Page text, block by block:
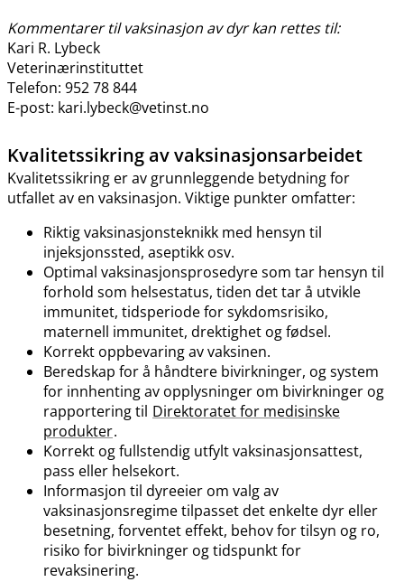
Kommentarer til vaksinasjon av dyr kan rettes til:
Kari R. Lybeck
Veterinærinstituttet
Telefon: 952 78 844
E-post: kari.lybeck@vetinst.no
Kvalitetssikring av vaksinasjonsarbeidet
Kvalitetssikring er av grunnleggende betydning for
utfallet av en vaksinasjon. Viktige punkter omfatter:
Riktig vaksinasjonsteknikk med hensyn til
injeksjonssted, aseptikk osv.
Optimal vaksinasjonsprosedyre som tar hensyn til
forhold som helsestatus, tiden det tar å utvikle
immunitet, tidsperiode for sykdomsrisiko,
maternell immunitet, drektighet og fødsel.
Korrekt oppbevaring av vaksinen.
Beredskap for å håndtere bivirkninger, og system
for innhenting av opplysninger om bivirkninger og
rapportering til Direktoratet for medisinske
produkter.
Korrekt og fullstendig utfylt vaksinasjonsattest,
pass eller helsekort.
Informasjon til dyreeier om valg av
vaksinasjonsregime tilpasset det enkelte dyr eller
besetning, forventet effekt, behov for tilsyn og ro,
risiko for bivirkninger og tidspunkt for
revaksinering.